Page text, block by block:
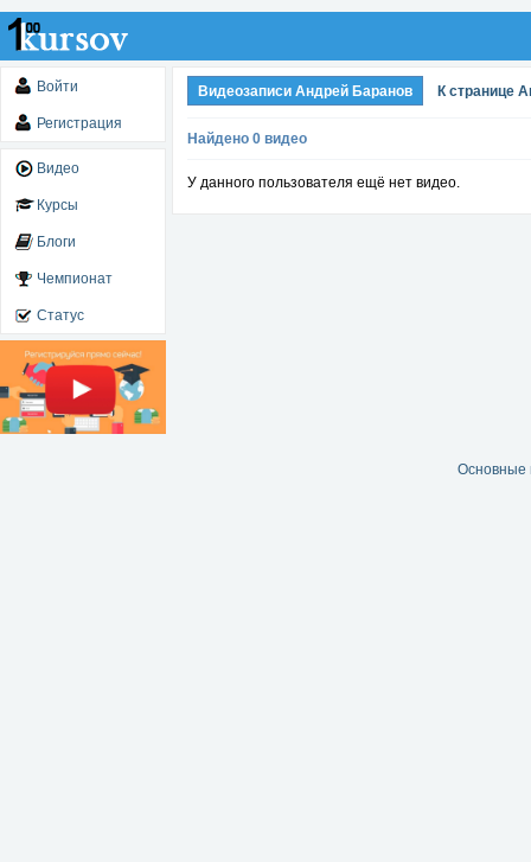
Войти
Регистрация
Видео
Курсы
Блоги
Чемпионат
Статус
Видеозаписи Андрей Баранов К странице
Найдено 0 видео
У данного пользователя ещё нет видео.
Основные